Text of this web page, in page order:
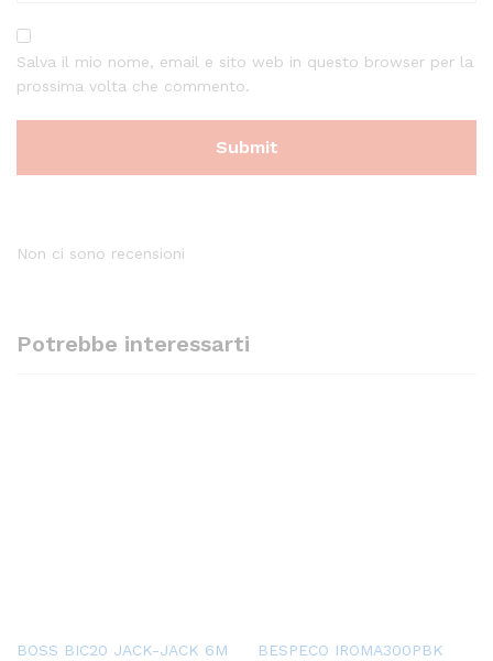
Salva il mio nome, email e sito web in questo browser per la
prossima volta che commento.
Non ci sono recensioni
Potrebbe interessarti
BOSS BIC20 JACK-JACK 6M BESPECO IROMA300PBK